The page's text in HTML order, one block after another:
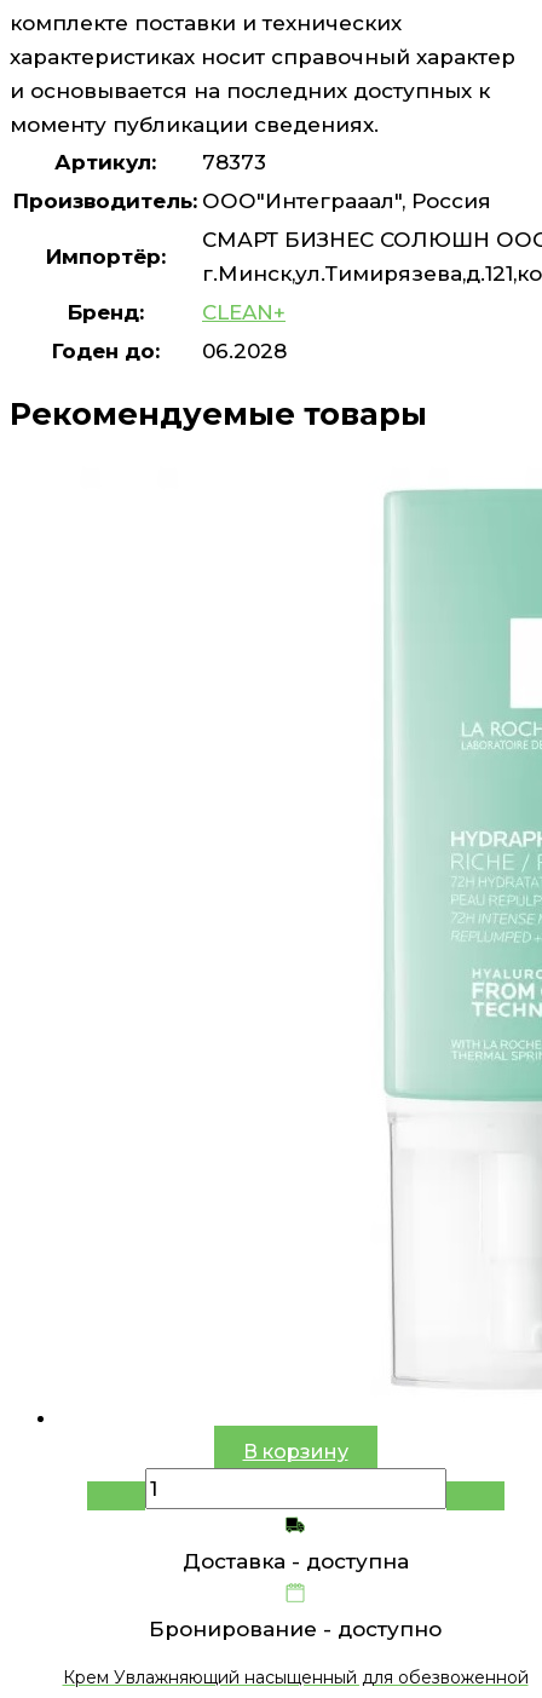
комплекте поставки и технических
характеристиках носит справочный характер
и основывается на последних доступных к
моменту публикации сведениях.
Артикул:
78373
Производитель: ООО"Интеграаал", Россия
Импортёр:
СМАРТ БИЗНЕС СОЛЮШН
Бренд:
CLEAN+
Годен до:
06.2028
Рекомендуемые товары
В корзину
Доставка - доступна
Бронирование - доступно
Крем Увлажняющий насыщенный для обезвоженной